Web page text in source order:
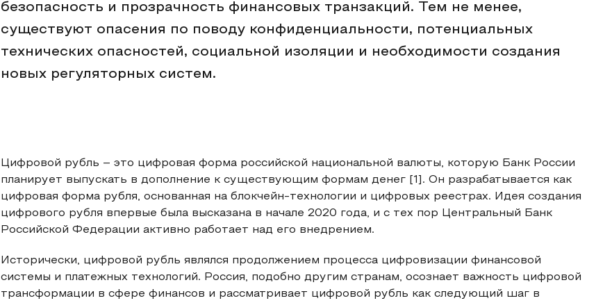
безопасность и прозрачность финансовых транзакций. Тем не менее,
существуют опасения по поводу конфиденциальности, потенциальных
технических опасностей, социальной изоляции и необходимости создания
новых регуляторных систем.
Цифровой рубль – это цифровая форма российской национальной валюты, которую Банк России
планирует выпускать в дополнение к существующим формам денег [1]. Он разрабатывается как
цифровая форма рубля, основанная на блокчейн-технологии и цифровых реестрах. Идея создания
цифрового рубля впервые была высказана в начале 2020 года, и с тех пор Центральный Банк
Российской Федерации активно работает над его внедрением.
Исторически, цифровой рубль являлся продолжением процесса цифровизации финансовой
системы и платежных технологий. Россия, подобно другим странам, осознает важность цифровой
трансформации в сфере финансов и рассматривает цифровой рубль как следующий шаг в